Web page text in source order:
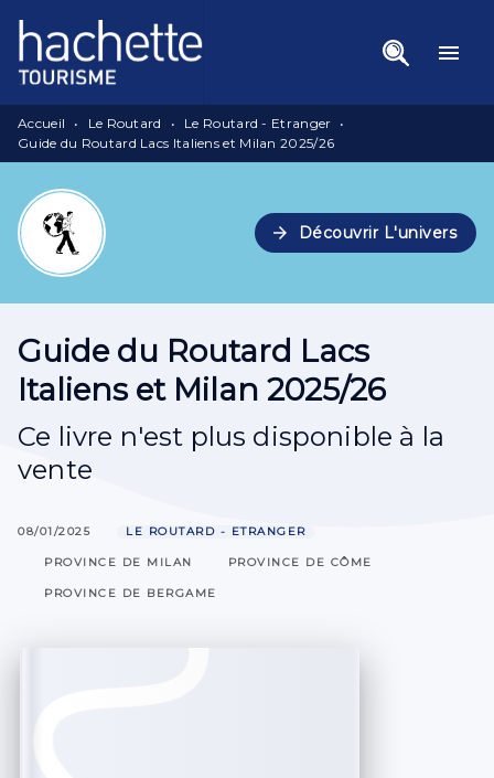
Menu Recherche
Pied De Page
menu
Accueil • Le Routard • Le Routard - Etranger •
Guide du Routard Lacs Italiens et Milan 2025/26
arrow_forward Découvrir L'univers
Guide du Routard Lacs
Italiens et Milan 2025/26
Ce livre n'est plus disponible à la
vente
08/01/2025 LE ROUTARD - ETRANGER
PROVINCE DE MILAN PROVINCE DE CÔME
PROVINCE DE BERGAME